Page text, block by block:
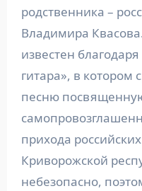
родственника –
Владимира
известен
гитара», в котором
песню
прихода
Криворожской
небезопасно,